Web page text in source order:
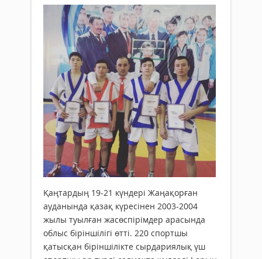
Қаңтардың 19-21 күндері Жаңақорған
ауданында қазақ күресінен 2003-2004
жылы туылған жасөспірімдер арасында
облыс біріншілігі өтті. 220 спортшы
қатысқан біріншілікте сырдариялық үш